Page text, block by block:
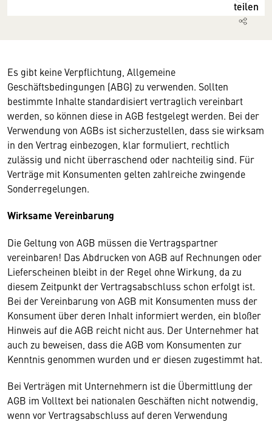
teilen
Es gibt keine Verpflichtung, Allgemeine
Geschäftsbedingungen (ABG) zu verwenden. Sollten
bestimmte Inhalte standardisiert vertraglich vereinbart
werden, so können diese in AGB festgelegt werden. Bei der
Verwendung von AGBs ist sicherzustellen, dass sie wirksam
in den Vertrag einbezogen, klar formuliert, rechtlich
zulässig und nicht überraschend oder nachteilig sind. Für
Verträge mit Konsumenten gelten zahlreiche zwingende
Sonderregelungen.
Wirksame Vereinbarung
Die Geltung von AGB müssen die Vertragspartner
vereinbaren! Das Abdrucken von AGB auf Rechnungen oder
Lieferscheinen bleibt in der Regel ohne Wirkung, da zu
diesem Zeitpunkt der Vertragsabschluss schon erfolgt ist.
Bei der Vereinbarung von AGB mit Konsumenten muss der
Konsument über deren Inhalt informiert werden, ein bloßer
Hinweis auf die AGB reicht nicht aus. Der Unternehmer hat
auch zu beweisen, dass die AGB vom Konsumenten zur
Kenntnis genommen wurden und er diesen zugestimmt hat.
Bei Verträgen mit Unternehmern ist die Übermittlung der
AGB im Volltext bei nationalen Geschäften nicht notwendig,
wenn vor Vertragsabschluss auf deren Verwendung